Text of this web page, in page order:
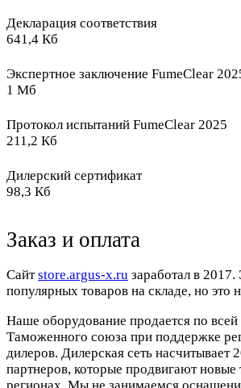
Декларация соответствия
641,4 Кб
Экспертное заключение FumeClear
1 Мб
Протокол испытаний FumeClear 2025
211,2 Кб
Дилерский сертификат
98,3 Кб
Заказ и оплата
Cайтstore.argus-x.ru заработал в
популярных товаров на складе, но это
Наше оборудование продается по всей
Таможенного союза при поддержке
дилеров. Дилерская сеть насчитывает
партнеров, которые продвигают новые